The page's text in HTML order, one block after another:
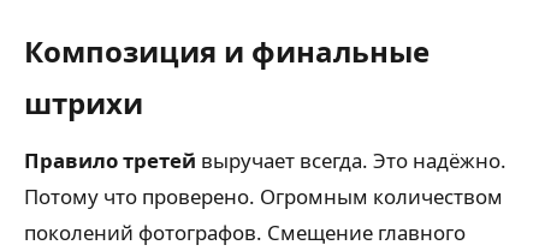
Композиция и финальные
штрихи
Правило третей выручает всегда. Это надёжно.
Потому что проверено. Огромным количеством
поколений фотографов. Смещение главного